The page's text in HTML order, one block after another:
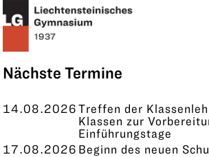
Nächste Termine
14.08.2026Treffen der
Klassen zur
Einführungstage
17.08.2026 Beginn des neuen
KONTAKT